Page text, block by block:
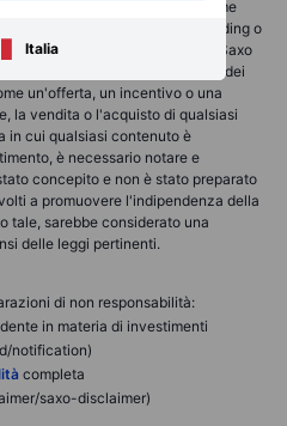
Italia
deve essere interpretata come
di investimento, fiscale o di trading o
raccomandata o approvata da Saxo
come una registrazione dei
un'offerta, un incentivo o una
la vendita o l'acquisto di qualsiasi
in cui qualsiasi contenuto è
è necessario notare e
concepito e non è stato preparato
a promuovere l'indipendenza della
tale, sarebbe considerato una
delle leggi pertinenti.
di non responsabilità:
in materia di investimenti
notification)
completa
saxo-disclaimer)